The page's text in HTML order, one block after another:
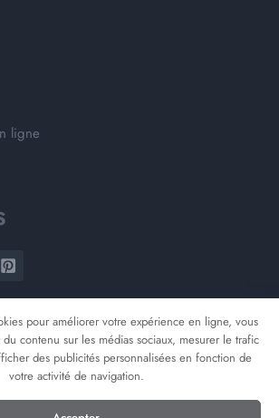
ligne
pour améliorer votre expérience en ligne, vous
contenu sur les médias sociaux, mesurer le trafic
des publicités personnalisées en fonction de
votre activité de navigation.